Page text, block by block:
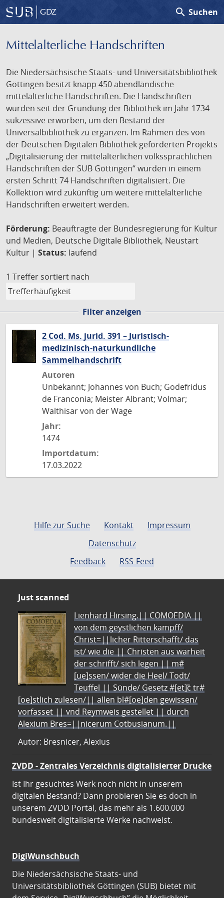
GDZ search Suchen
Mittelalterliche Handschriften
Die Niedersächsische Staats- und Universitätsbibliothek
Göttingen besitzt knapp 450 abendländische
mittelalterliche Handschriften. Die Handschriften
wurden seit der Gründung der Bibliothek im Jahr 1734
sukzessive erworben, um den Bestand der
Universalbibliothek zu ergänzen. Im Rahmen des von
der Deutschen Digitalen Bibliothek geförderten Projekts
„Digitalisierung der mittelalterlichen volkssprachlichen
Handschriften der SUB Göttingen“ wurden in einem
ersten Schritt 74 Handschriften digitalisiert. Die
Kollektion wird zukünftig um weitere mittelalterliche
Handschriften erweitert werden.
Förderung: Beauftragte der Bundesregierung für Kultur
und Medien, Deutsche Digitale Bibliothek, Neustart
Kultur | Status: laufend
1 Treffer sortiert nach
Filter anzeigen
2 Cod. Ms. jurid. 391 – Juristisch-
medizinisch-naturkundliche
Sammelhandschrift
Autoren
Unbekannt; Johannes von Buch; Godefridus
de Franconia; Meister Albrant; Volmar;
Walthisar von der Wage
Jahr:
1474
Importdatum:
17.03.2022
Hilfe zur Suche Kontakt
Impressum
Datenschutz
Feedback
RSS-Feed
Just scanned
Lienhard Hirsing.|| COMOEDIA ||
von dem geystlichen kampff/
Christ=||licher Ritterschafft/ das
ist/ wie die || Christen aus warheit
der schrifft/ sich legen || m#
[ue]ssen/ wider die Heel/ Todt/
Teuffel || Sünde/ Gesetz #[et]c̃ tr#
[oe]stlich zulesen/|| allen bl#[oe]den gewissen/
vorfasset || vnd Reymweis gestellet || durch
Alexium Bres=||nicerum Cotbusianum.||
Autor: Bresnicer, Alexius
ZVDD - Zentrales Verzeichnis digitalisierter Drucke
Ist Ihr gesuchtes Werk noch nicht in unserem
digitalen Bestand? Dann probieren Sie es doch in
unserem ZVDD Portal, das mehr als 1.600.000
bundesweit digitalisierte Werke nachweist.
DigiWunschbuch
Die Niedersächsische Staats- und
Universitätsbibliothek Göttingen (SUB) bietet mit